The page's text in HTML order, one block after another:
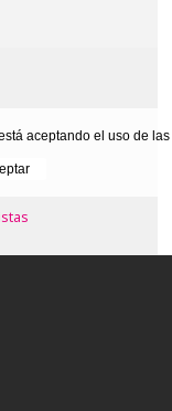
aceptando el uso de las